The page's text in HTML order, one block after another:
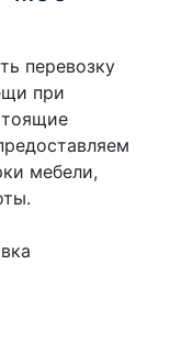
перевозку
при
мебели,